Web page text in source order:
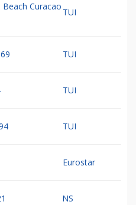
Curacao
TUI
TUI
TUI
TUI
Eurostar
NS